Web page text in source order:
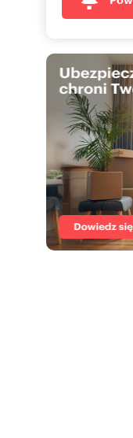
Interested?
Numer oferty:
Nr licencji